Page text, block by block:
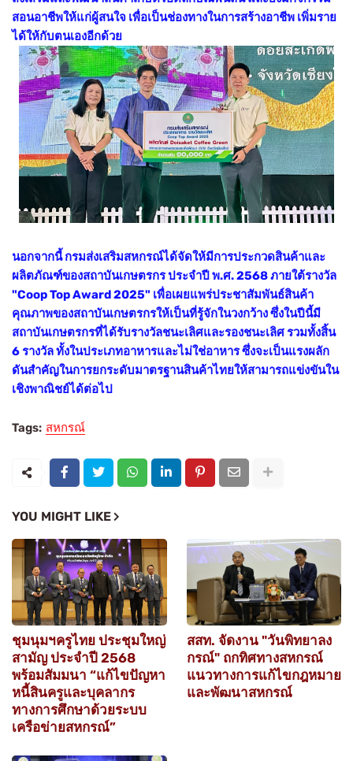
สอนอาชีพให้แก่ผู้สนใจ เพื่อเป็นช่องทางในการสร้างอาชีพ เพิ่มราย
ได้ให้กับตนเองอีกด้วย
นอกจากนี้ กรมส่งเสริมสหกรณ์ได้จัดให้มีการประกวดสินค้าและ
ผลิตภัณฑ์ของสถาบันเกษตรกร ประจำปี พ.ศ. 2568 ภายใต้รางวัล
"Coop Top Award 2025" เพื่อเผยแพร่ประชาสัมพันธ์สินค้า
คุณภาพของสถาบันเกษตรกรให้เป็นที่รู้จักในวงกว้าง ซึ่งในปีนี้มี
สถาบันเกษตรกรที่ได้รับรางวัลชนะเลิศและรองชนะเลิศ รวมทั้งสิ้น
6 รางวัล ทั้งในประเภทอาหารและไม่ใช่อาหาร ซึ่งจะเป็นแรงผลัก
ดันสำคัญในการยกระดับมาตรฐานสินค้าไทยให้สามารถแข่งขันใน
เชิงพาณิชย์ได้ต่อไป
Tags: สหกรณ์
YOU MIGHT LIKE
ชุมนุมฯครูไทย ประชุมใหญ่
สามัญ ประจำปี 2568
พร้อมสัมมนา “แก้ไขปัญหา
หนี้สินครูและบุคลากร
ทางการศึกษาด้วยระบบ
เครือข่ายสหกรณ์”
สสท. จัดงาน "วันพิทยาลง
กรณ์" ถกทิศทางสหกรณ์
แนวทางการแก้ไขกฎหมาย
และพัฒนาสหกรณ์